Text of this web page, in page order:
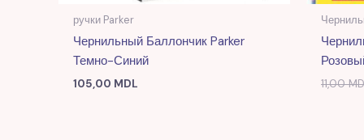
ручки Parker
Чернильный Баллончик Parker
Темно-Синий
105,00 MDL 11,00